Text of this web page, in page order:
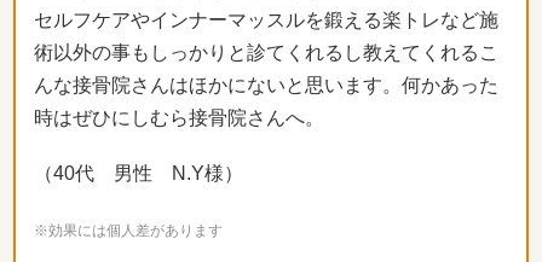
セルフケアやインナーマッスルを鍛える楽トレなど施
術以外の事もしっかりと診てくれるし教えてくれるこ
んな接骨院さんはほかにないと思います。何かあった
時はぜひにしむら接骨院さんへ。
（40代 男性 N.Y様）
※効果には個人差があります